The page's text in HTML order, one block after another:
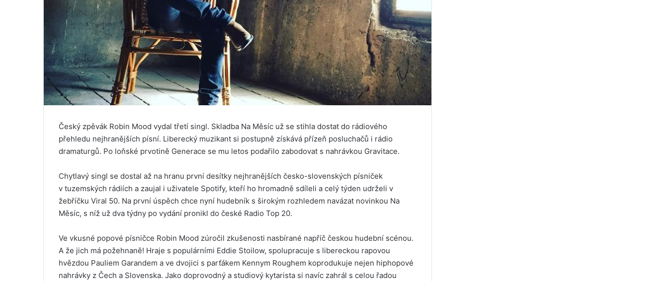
Český zpěvák Robin Mood vydal třetí singl. Skladba Na Měsíc už se stihla dostat do rádiového
přehledu nejhranějších písní. Liberecký muzikant si postupně získává přízeň posluchačů i rádio
dramaturgů. Po loňské prvotině Generace se mu letos podařilo zabodovat s nahrávkou Gravitace.
Chytlavý singl se dostal až na hranu první desítky nejhranějších česko-slovenských písniček
v tuzemských rádiích a zaujal i uživatele Spotify, kteří ho hromadně sdíleli a celý týden udrželi v
žebříčku Viral 50. Na první úspěch chce nyní hudebník s širokým rozhledem navázat novinkou Na
Měsíc, s níž už dva týdny po vydání pronikl do české Radio Top 20.
Ve vkusné popové písničce Robin Mood zúročil zkušenosti nasbírané napříč českou hudební scénou.
A že jich má požehnaně! Hraje s populárními Eddie Stoilow, spolupracuje s libereckou rapovou
hvězdou Pauliem Garandem a ve dvojici s parťákem Kennym Roughem koprodukuje nejen hiphopové
nahrávky z Čech a Slovenska. Jako doprovodný a studiový kytarista si navíc zahrál s celou řadou